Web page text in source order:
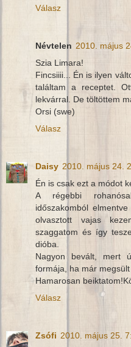
Válasz
Névtelen 2010. május
Szia Limara!
Fincsiiii... Én is ilyen
találtam a receptet.
lekvárral. De töltöttem
Orsi (swe)
Válasz
Daisy 2010. május 24.
Én is csak ezt a módot
A régebbi
időszakomból
olvasztott vajas
szaggatom és így
dióba.
Nagyon bevált, mert
formája, ha már
Hamarosan
Válasz
Zsófi 2010. május 25.